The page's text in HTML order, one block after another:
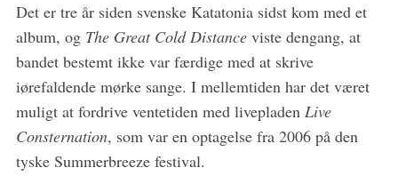
Det er tre år siden svenske Katatonia sidst kom med et
album, og The Great Cold Distanceviste dengang, at
bandet bestemt ikke var færdige med at skrive
iørefaldende mørke sange. I mellemtiden har det været
muligt at fordrive ventetiden med livepladen Live
Consternation, som var en optagelse fra 2006 på den
tyske Summerbreeze festival.
S
e
r
c
h
f